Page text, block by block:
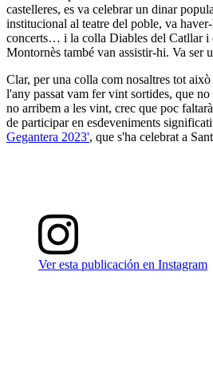
castelleres, es va celebrar un dinar
institucional al teatre del poble, va
concerts… i la colla Diables del Catllar i
Montornès també van assistir-hi. Va ser
Clar, per una colla com nosaltres tot
l'any passat vam fer vint sortides, que
no arribem a les vint, crec que poc
de participar en esdeveniments
Gegantera 2023', que s'ha celebrat a
Ver esta publicación en Instagram